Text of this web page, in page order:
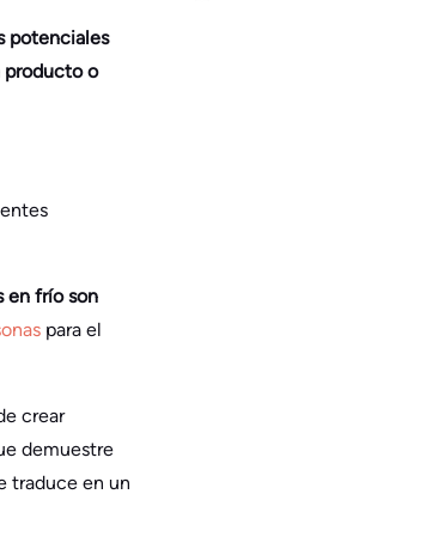
potenciales
producto o
en frío son
para el
crear
demuestre
traduce en un